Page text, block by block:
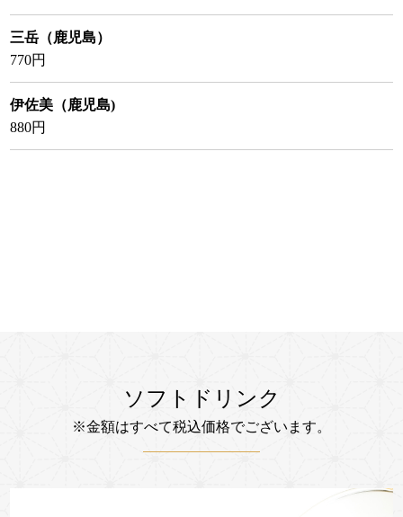
三岳（鹿児島）
770円
伊佐美（鹿児島)
880円
ソフトドリンク
※金額はすべて税込価格でございます。